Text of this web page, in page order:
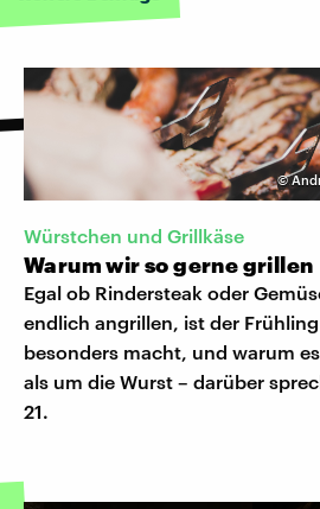
©
Würstchen und Grillkäse
Warum wir so gerne grillen
Egal ob Rindersteak oder
endlich angrillen, ist der
besonders macht, und warum
als um die Wurst – darüber
21.